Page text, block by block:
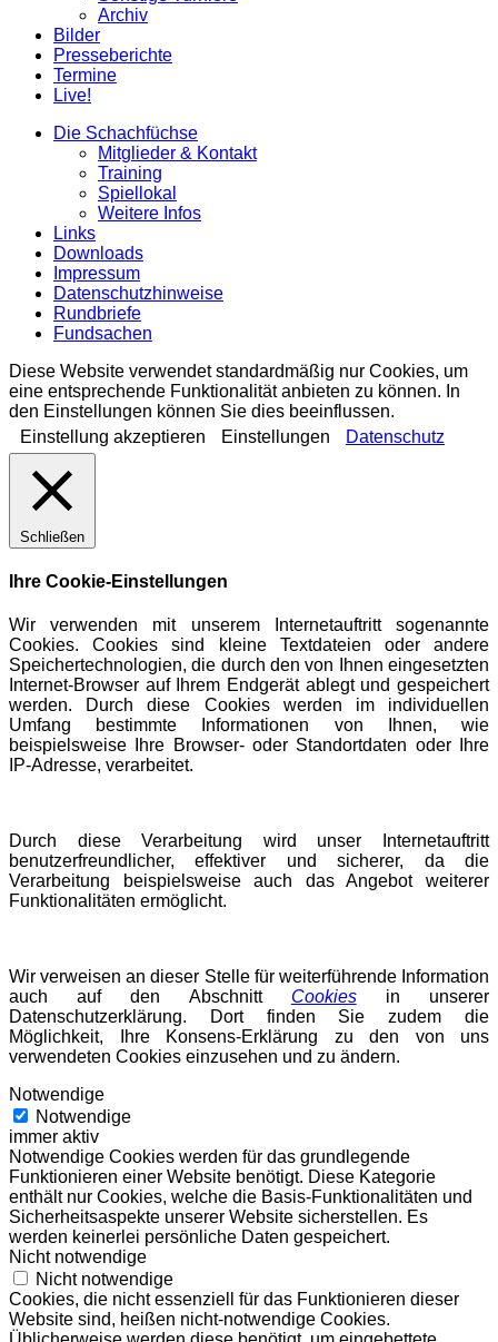
Archiv
Bilder
Presseberichte
Termine
Live!
Die Schachfüchse
Mitglieder & Kontakt
Training
Spiellokal
Weitere Infos
Links
Downloads
Impressum
Datenschutzhinweise
Rundbriefe
Fundsachen
Diese Website verwendet standardmäßig nur Cookies, um
eine entsprechende Funktionalität anbieten zu können. In
den Einstellungen können Sie dies beeinflussen.
Einstellung akzeptieren
Einstellungen Datenschutz
Schließen
Ihre Cookie-Einstellungen
Wir verwenden mit unserem Internetauftritt sogenannte
Cookies. Cookies sind kleine Textdateien oder andere
Speichertechnologien, die durch den von Ihnen eingesetzten
Internet-Browser auf Ihrem Endgerät ablegt und gespeichert
werden. Durch diese Cookies werden im individuellen
Umfang bestimmte Informationen von Ihnen, wie
beispielsweise Ihre Browser- oder Standortdaten oder Ihre
IP-Adresse, verarbeitet.
Durch diese Verarbeitung wird unser Internetauftritt
benutzerfreundlicher, effektiver und sicherer, da die
Verarbeitung beispielsweise auch das Angebot weiterer
Funktionalitäten ermöglicht.
Wir verweisen an dieser Stelle für weiterführende Information
auch auf den Abschnitt Cookiesin unserer
Datenschutzerklärung. Dort finden Sie zudem die
Möglichkeit, Ihre Konsens-Erklärung zu den von uns
verwendeten Cookies einzusehen und zu ändern.
Notwendige
Notwendige
immer aktiv
Notwendige Cookies werden für das grundlegende
Funktionieren einer Website benötigt. Diese Kategorie
enthält nur Cookies, welche die Basis-Funktionalitäten und
Sicherheitsaspekte unserer Website sicherstellen. Es
werden keinerlei persönliche Daten gespeichert.
Nicht notwendige
Nicht notwendige
Cookies, die nicht essenziell für das Funktionieren dieser
Website sind, heißen nicht-notwendige Cookies.